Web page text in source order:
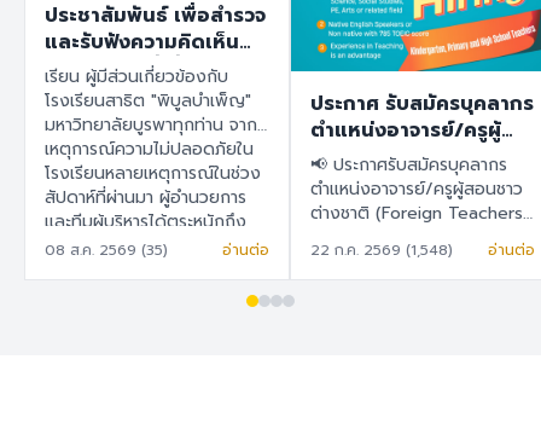
ประชาสัมพันธ์ เพื่อสำรวจ
และรับฟังความคิดเห็น
ของทุกฝ่ายที่เกี่ยวข้องกับ
โรงเรียนสาธิต "พิบูล
บำเพ็ญ" มหาวิทยาลัย
บูรพา เพื่อนำข้อมูลไปใช้
ในการวางแผน พัฒนา
และยกระดับระบบความ
ปลอดภัยของโรงเรียน
อย่างเป็นรูปธรรม
เรียน ผู้มีส่วนเกี่ยวข้องกับ
โรงเรียนสาธิต "พิบูลบำเพ็ญ"
มหาวิทยาลัยบูรพาทุกท่าน จาก
เหตุการณ์ความไม่ปลอดภัยใน
โรงเรียนหลายเหตุการณ์ในช่วง
สัปดาห์ที่ผ่านมา ผู้อำนวยการ
และทีมผู้บริหารได้ตระหนักถึง
ความปลอดภัยในโรงเรียนเป็น
มั่นในการพัฒนาสภาพแวดล้อม
08 ส.ค. 2569 (35) อ่านต่อ
ประกาศ รับสมัครบุคลากร
ตำแหน่งอาจารย์/ครูผู้
สอนชาวต่างชาติ
(Foreign Teachers)
📢 ประกาศรับสมัครบุคลากร
ตำแหน่งอาจารย์/ครูผู้สอนชาว
ต่างชาติ (Foreign Teachers)
โรงเรียนสาธิต "พิบูลบำเพ็ญ"
มหาวิทยาลัยบูรพา 🇹🇭 ภาษา
ไทย โรงเรียนสาธิต "พิบูล
22 ก.ค. 2569 (1,548) อ่านต่อ